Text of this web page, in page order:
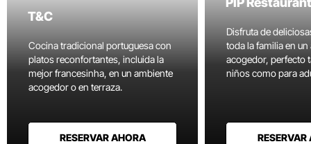
T&C
Cocina tradicional portuguesa con
platos reconfortantes, incluida la
mejor francesinha, en un ambiente
acogedor o en terraza.
RESERVAR AHORA
Disfruta de
toda la familia en
acogedor, perfecto
niños como para
RESERVAR